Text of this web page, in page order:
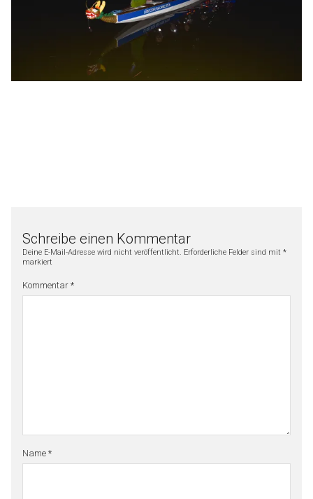
Schreibe einen Kommentar
Deine E-Mail-Adresse wird nicht veröffentlicht. Erforderliche Felder sind mit *
markiert
Kommentar *
Name *